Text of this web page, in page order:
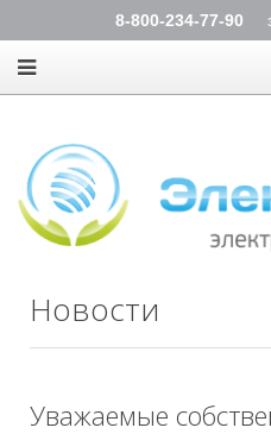
8-800-234-77-90
Новости
Уважаемые